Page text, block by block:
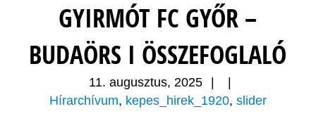
GYIRMÓT FC GYŐR –
BUDAÖRS I ÖSSZEFOGLALÓ
11. augusztus, 2025
Hírarchívum, kepes_hirek_1920, slider